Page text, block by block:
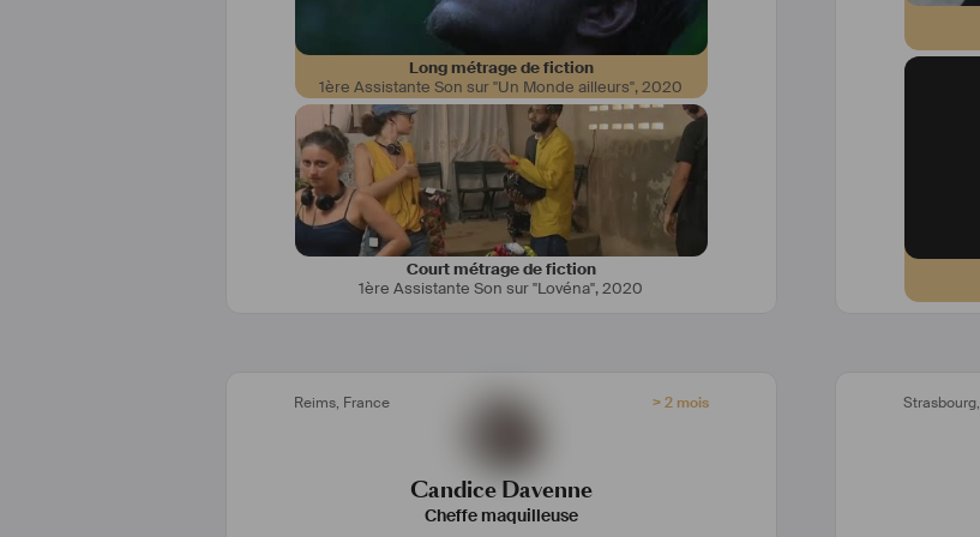
Long métrage de fiction
1ère Assistante Son sur "Un Monde ailleurs",2020
Court métrage de fiction
1ère Assistante Son sur "Lovéna",2020
Reims, France > 2 mois
Candice Davenne
Cheffe maquilleuse
Strasbourg,